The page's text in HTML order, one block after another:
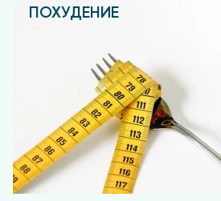
ПОХУДЕНИЕ